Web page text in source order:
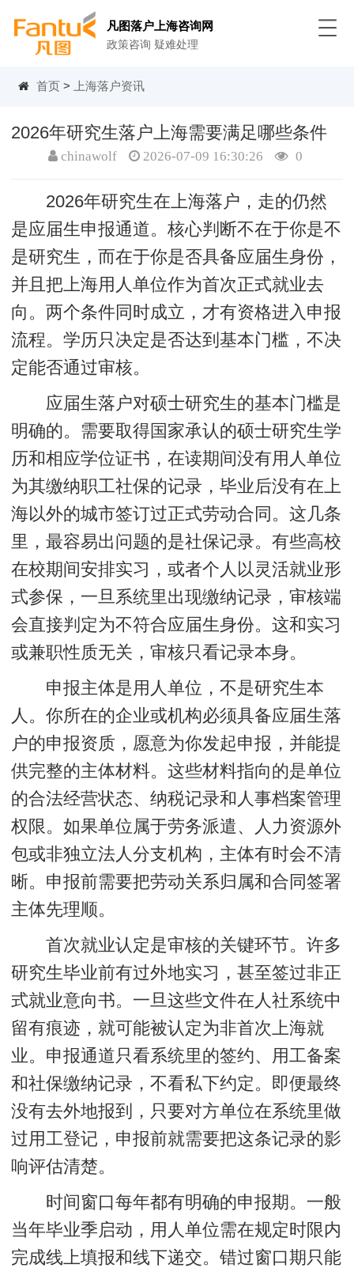
凡图落户上海咨询网
政策咨询 疑难处理
首页 > 上海落户资讯
2026年研究生落户上海需要满足哪些条件
chinawolf 2026-07-09 16:30:26 0
2026年研究生在上海落户，走的仍然
是应届生申报通道。核心判断不在于你是不
是研究生，而在于你是否具备应届生身份，
并且把上海用人单位作为首次正式就业去
向。两个条件同时成立，才有资格进入申报
流程。学历只决定是否达到基本门槛，不决
定能否通过审核。
应届生落户对硕士研究生的基本门槛是
明确的。需要取得国家承认的硕士研究生学
历和相应学位证书，在读期间没有用人单位
为其缴纳职工社保的记录，毕业后没有在上
海以外的城市签订过正式劳动合同。这几条
里，最容易出问题的是社保记录。有些高校
在校期间安排实习，或者个人以灵活就业形
式参保，一旦系统里出现缴纳记录，审核端
会直接判定为不符合应届生身份。这和实习
或兼职性质无关，审核只看记录本身。
申报主体是用人单位，不是研究生本
人。你所在的企业或机构必须具备应届生落
户的申报资质，愿意为你发起申报，并能提
供完整的主体材料。这些材料指向的是单位
的合法经营状态、纳税记录和人事档案管理
权限。如果单位属于劳务派遣、人力资源外
包或非独立法人分支机构，主体有时会不清
晰。申报前需要把劳动关系归属和合同签署
主体先理顺。
首次就业认定是审核的关键环节。许多
研究生毕业前有过外地实习，甚至签过非正
式就业意向书。一旦这些文件在人社系统中
留有痕迹，就可能被认定为非首次上海就
业。申报通道只看系统里的签约、用工备案
和社保缴纳记录，不看私下约定。即便最终
没有去外地报到，只要对方单位在系统里做
过用工登记，申报前就需要把这条记录的影
响评估清楚。
时间窗口每年都有明确的申报期。一般
当年毕业季启动，用人单位需在规定时限内
完成线上填报和线下递交。错过窗口期只能